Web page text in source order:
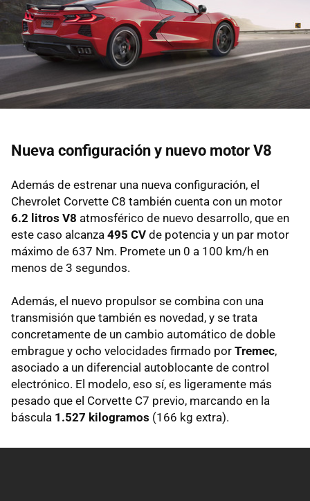
Nueva configuración y nuevo motor V8
Además de estrenar una nueva configuración, el
Chevrolet Corvette C8 también cuenta con un motor
6.2 litros V8 atmosférico de nuevo desarrollo, que en
este caso alcanza 495 CV de potencia y un par motor
máximo de 637 Nm. Promete un 0 a 100 km/h en
menos de 3 segundos.
Además, el nuevo propulsor se combina con una
transmisión que también es novedad, y se trata
concretamente de un cambio automático de doble
embrague y ocho velocidades firmado por Tremec,
asociado a un diferencial autoblocante de control
electrónico. El modelo, eso sí, es ligeramente más
pesado que el Corvette C7 previo, marcando en la
báscula 1.527 kilogramos (166 kg extra).